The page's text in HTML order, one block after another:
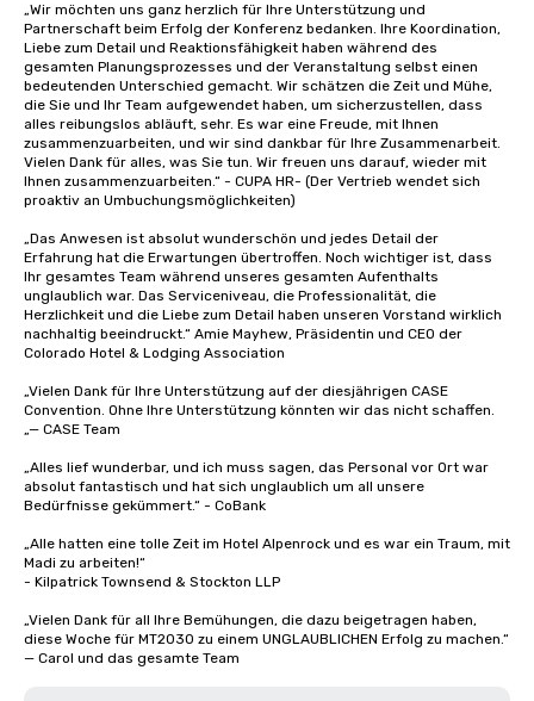
„Wir möchten uns ganz herzlich für Ihre Unterstützung und
Partnerschaft beim Erfolg der Konferenz bedanken. Ihre Koordination,
Liebe zum Detail und Reaktionsfähigkeit haben während des
gesamten Planungsprozesses und der Veranstaltung selbst einen
bedeutenden Unterschied gemacht. Wir schätzen die Zeit und Mühe,
die Sie und Ihr Team aufgewendet haben, um sicherzustellen, dass
alles reibungslos abläuft, sehr. Es war eine Freude, mit Ihnen
zusammenzuarbeiten, und wir sind dankbar für Ihre Zusammenarbeit.
Vielen Dank für alles, was Sie tun. Wir freuen uns darauf, wieder mit
Ihnen zusammenzuarbeiten.“ - CUPA HR- (Der Vertrieb wendet sich
proaktiv an Umbuchungsmöglichkeiten)
„Das Anwesen ist absolut wunderschön und jedes Detail der
Erfahrung hat die Erwartungen übertroffen. Noch wichtiger ist, dass
Ihr gesamtes Team während unseres gesamten Aufenthalts
unglaublich war. Das Serviceniveau, die Professionalität, die
Herzlichkeit und die Liebe zum Detail haben unseren Vorstand wirklich
nachhaltig beeindruckt.“ Amie Mayhew, Präsidentin und CEO der
Colorado Hotel & Lodging Association
„Vielen Dank für Ihre Unterstützung auf der diesjährigen CASE
Convention. Ohne Ihre Unterstützung könnten wir das nicht schaffen.
„— CASE Team
„Alles lief wunderbar, und ich muss sagen, das Personal vor Ort war
absolut fantastisch und hat sich unglaublich um all unsere
Bedürfnisse gekümmert.“ - CoBank
„Alle hatten eine tolle Zeit im Hotel Alpenrock und es war ein Traum, mit
Madi zu arbeiten!“
- Kilpatrick Townsend & Stockton LLP
„Vielen Dank für all Ihre Bemühungen, die dazu beigetragen haben,
diese Woche für MT2030 zu einem UNGLAUBLICHEN Erfolg zu machen.“
— Carol und das gesamte Team